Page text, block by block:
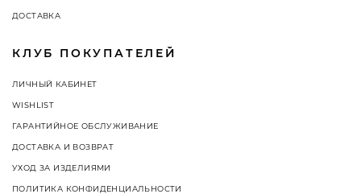
ДОСТАВКА
КЛУБ ПОКУПАТЕЛЕЙ
ЛИЧНЫЙ КАБИНЕТ
WISHLIST
ГАРАНТИЙНОЕ ОБСЛУЖИВАНИЕ
ДОСТАВКА И ВОЗВРАТ
УХОД ЗА ИЗДЕЛИЯМИ
ПОЛИТИКА КОНФИДЕНЦИАЛЬНОСТИ